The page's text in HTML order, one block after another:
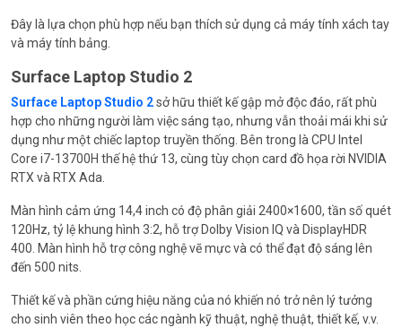
Đây là lựa chọn phù hợp nếu bạn thích sử dụng cả máy tính xách tay
và máy tính bảng.
Surface Laptop Studio 2
Surface Laptop Studio 2sở hữu thiết kế gập mở độc đáo, rất phù
hợp cho những người làm việc sáng tạo, nhưng vẫn thoải mái khi sử
dụng như một chiếc laptop truyền thống. Bên trong là CPU Intel
Core i7-13700H thế hệ thứ 13, cùng tùy chọn card đồ họa rời NVIDIA
RTX và RTX Ada.
Màn hình cảm ứng 14,4 inch có độ phân giải 2400×1600, tần số quét
120Hz, tỷ lệ khung hình 3:2, hỗ trợ Dolby Vision IQ và DisplayHDR
400. Màn hình hỗ trợ công nghệ vẽ mực và có thể đạt độ sáng lên
đến 500 nits.
Thiết kế và phần cứng hiệu năng của nó khiến nó trở nên lý tưởng
cho sinh viên theo học các ngành kỹ thuật, nghệ thuật, thiết kế, v.v.